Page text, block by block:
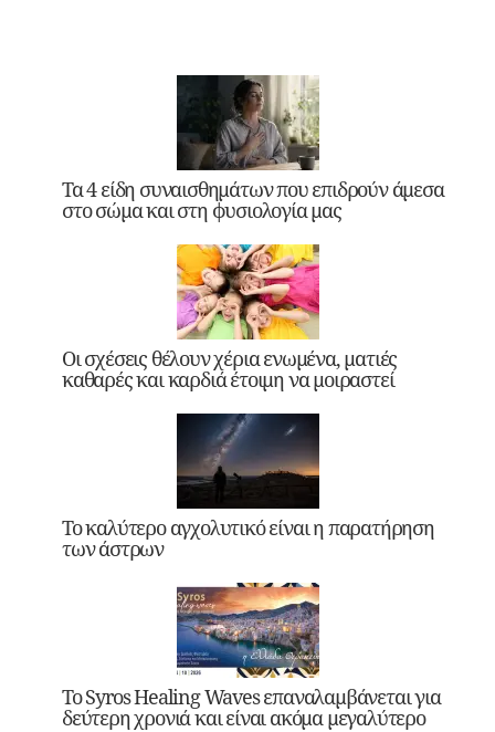
Τα 4 είδη συναισθημάτων που επιδρούν άμεσα
στο σώμα και στη φυσιολογία μας
Οι σχέσεις θέλουν χέρια ενωμένα, ματιές
καθαρές και καρδιά έτοιμη να μοιραστεί
Το καλύτερο αγχολυτικό είναι η παρατήρηση
των άστρων
Το Syros Healing Waves επαναλαμβάνεται για
δεύτερη χρονιά και είναι ακόμα μεγαλύτερο